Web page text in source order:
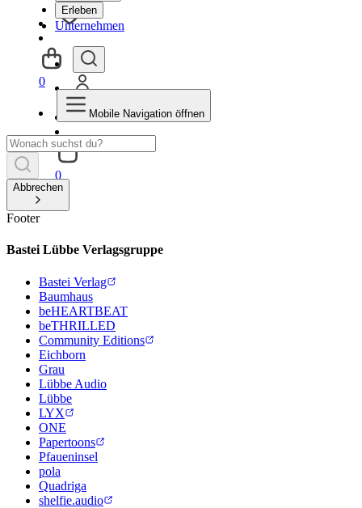
Erleben
Unternehmen
0
0
Mobile Navigation öffnen
Abbrechen
Footer
Bastei Lübbe Verlagsgruppe
Bastei Verlag
Baumhaus
beHEARTBEAT
beTHRILLED
Community Editions
Eichborn
Grau
Lübbe Audio
Lübbe
LYX
ONE
Papertoons
Pfaueninsel
pola
Quadriga
shelfie.audio